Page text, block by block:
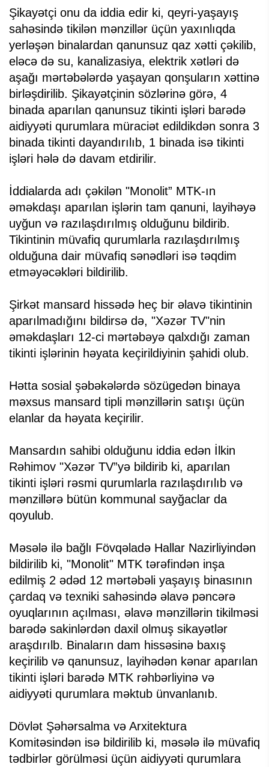
Şikayətçi onu da iddia edir ki, qeyri-yaşayış
sahəsində tikilən mənzillər üçün yaxınlıqda
yerləşən binalardan qanunsuz qaz xətti çəkilib,
eləcə də su, kanalizasiya, elektrik xətləri də
aşağı mərtəbələrdə yaşayan qonşuların xəttinə
birləşdirilib. Şikayətçinin sözlərinə görə, 4
binada aparılan qanunsuz tikinti işləri barədə
aidiyyəti qurumlara müraciət edildikdən sonra 3
binada tikinti dayandırılıb, 1 binada isə tikinti
işləri hələ də davam etdirilir.
İddialarda adı çəkilən "Monolit” MTK-ın
əməkdaşı aparılan işlərin tam qanuni, layihəyə
uyğun və razılaşdırılmış olduğunu bildirib.
Tikintinin müvafiq qurumlarla razılaşdırılmış
olduğuna dair müvafiq sənədləri isə təqdim
etməyəcəkləri bildirilib.
Şirkət mansard hissədə heç bir əlavə tikintinin
aparılmadığını bildirsə də, "Xəzər TV"nin
əməkdaşları 12-ci mərtəbəyə qalxdığı zaman
tikinti işlərinin həyata keçirildiyinin şahidi olub.
Hətta sosial şəbəkələrdə sözügedən binaya
məxsus mansard tipli mənzillərin satışı üçün
elanlar da həyata keçirilir.
Mansardın sahibi olduğunu iddia edən İlkin
Rəhimov "Xəzər TV”yə bildirib ki, aparılan
tikinti işləri rəsmi qurumlarla razılaşdırılıb və
mənzillərə bütün kommunal sayğaclar da
qoyulub.
Məsələ ilə bağlı Fövqəladə Hallar Nazirliyindən
bildirilib ki, "Monolit" MTK tərəfindən inşa
edilmiş 2 ədəd 12 mərtəbəli yaşayış binasının
çardaq və texniki sahəsində əlavə pəncərə
oyuqlarının açılması, əlavə mənzillərin tikilməsi
barədə sakinlərdən daxil olmuş sikayətlər
araşdırılb. Binaların dam hissəsinə baxış
keçirilib və qanunsuz, layihədən kənar aparılan
tikinti işləri barədə MTK rəhbərliyinə və
aidiyyəti qurumlara məktub ünvanlanıb.
Dövlət Şəhərsalma və Arxitektura
Komitəsindən isə bildirilib ki, məsələ ilə müvafiq
tədbirlər görülməsi üçün aidiyyəti qurumlara